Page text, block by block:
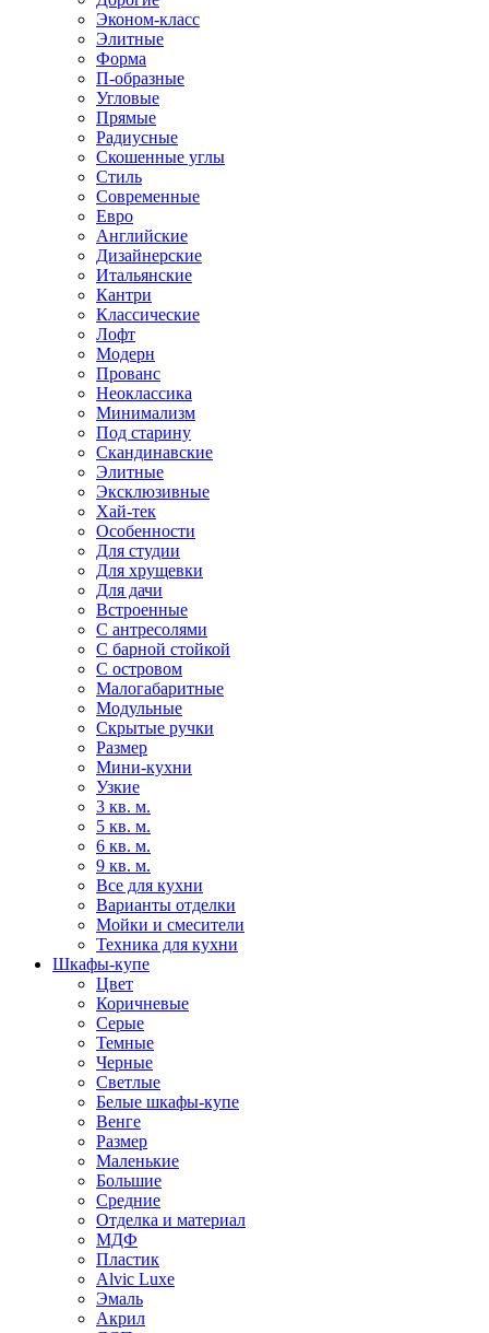
Эконом-класс
Элитные
Форма
П-образные
Угловые
Прямые
Радиусные
Скошенные углы
Стиль
Современные
Евро
Английские
Дизайнерские
Итальянские
Кантри
Классические
Лофт
Модерн
Прованс
Неоклассика
Минимализм
Под старину
Скандинавские
Элитные
Эксклюзивные
Хай-тек
Особенности
Для студии
Для хрущевки
Для дачи
Встроенные
С антресолями
С барной стойкой
С островом
Малогабаритные
Модульные
Скрытые ручки
Размер
Мини-кухни
Узкие
3 кв. м.
5 кв. м.
6 кв. м.
9 кв. м.
Все для кухни
Варианты отделки
Мойки и смесители
Техника для кухни
Шкафы-купе
Цвет
Коричневые
Серые
Темные
Черные
Светлые
Белые шкафы-купе
Венге
Размер
Маленькие
Большие
Средние
Отделка и материал
МДФ
Пластик
Alvic Luxe
Эмаль
Акрил